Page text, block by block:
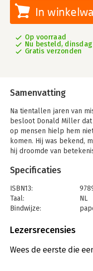
In
Op voorraad
Nu besteld,
Gratis verzonden
Samenvatting
Na tientallen jaren van
besloot Donald Miller
op mensen hielp hem
komen. Hij was bekend,
hij droomde van
het kost.
Een boek over het risico
minder mensen indruk te
te maken, over de
neerhalen van oude
voelt als een gesprek
Specificaties
ISBN13:
Taal:
NL
Bindwijze:
Uitgever:
Verschijningsdatum:
2-
Lezersrecensies
Wees de eerste die